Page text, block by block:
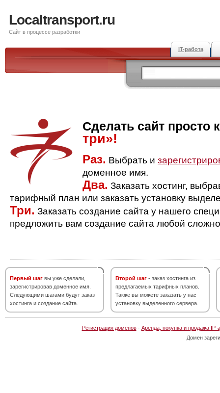
Localtransport.ru
Сайт в процессе разработки
IT-работа
Сделать сайт просто
три»!
Раз. Выбрать и
доменное имя.
Два. Заказать хостинг,
тарифный план или заказать установку
Три. Заказать создание сайта у нашего
предложить вам создание сайта любой
Первый шаг вы уже сделали,
зарегистрировав доменное имя.
Следующими шагами будут заказ
хостинга и создание сайта.
Второй шаг - заказ хостинга из
предлагаемых тарифных планов.
Также вы можете заказать у нас
установку выделенного сервера.
Регистрация доменов· Аренда, покупка и продажа IP-
Домен